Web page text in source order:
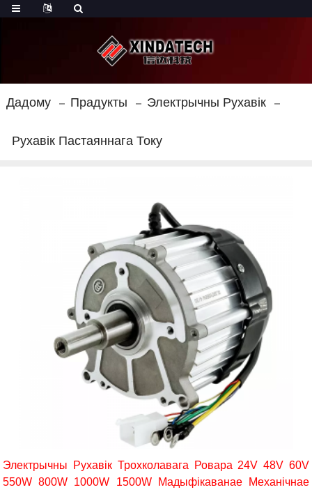
Дадому Прадукты Электрычны Рухавік
Рухавік Пастаяннага Току
Электрычны Рухавік Трохколавага Ровара 24V 48V 60V
550W 800W 1000W 1500W Мадыфікаванае Механічнае